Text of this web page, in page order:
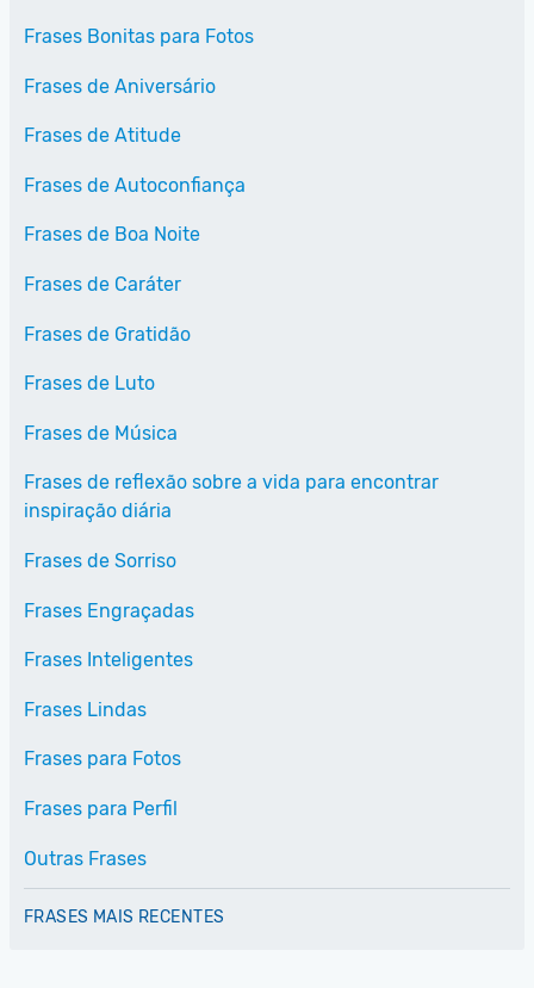
Frases Bonitas para Fotos
Frases de Aniversário
Frases de Atitude
Frases de Autoconfiança
Frases de Boa Noite
Frases de Caráter
Frases de Gratidão
Frases de Luto
Frases de Música
Frases de reflexão sobre a vida para encontrar
inspiração diária
Frases de Sorriso
Frases Engraçadas
Frases Inteligentes
Frases Lindas
Frases para Fotos
Frases para Perfil
Outras Frases
FRASES MAIS RECENTES